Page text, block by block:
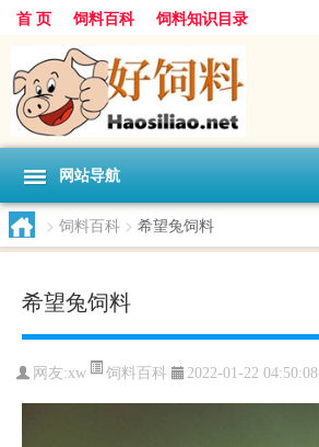
首 页 饲料百科 饲料知识目录
网站导航
> 饲料百科 > 希望兔饲料
希望兔饲料
网友:xw 饲料百科 2022-01-22 04:50:08